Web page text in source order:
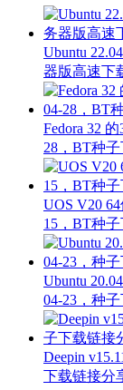
Ubuntu
器版高速下
Fedora 32
28，BT种
UOS V20
15，BT种
Ubuntu
04-23，种
Deepin
下载链接分